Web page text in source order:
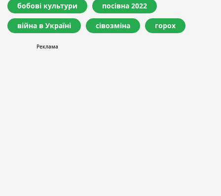
бобові культури посівна 2022
війна в Україні сівозміна горох